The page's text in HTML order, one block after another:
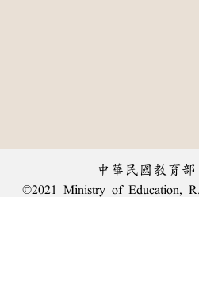
中華民國教育
©2021 Ministry of Education,